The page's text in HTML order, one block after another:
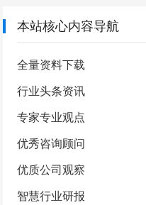
本站核心内容导航
全量资料下载
行业头条资讯
专家专业观点
优秀咨询顾问
优质公司观察
智慧行业研报